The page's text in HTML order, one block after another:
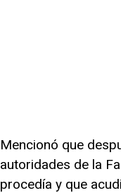
Mencionó que
autoridades de la
procedía y que